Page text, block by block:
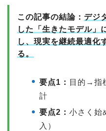
この記事の結論： デジ
した「生きたモデル」
し、現実を継続最適化
る。
要点1： 目的→指
計
要点2： 小さく始
入）